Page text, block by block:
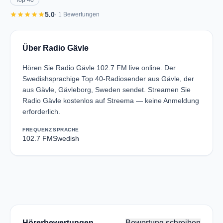
starstarstarstarstar5.0· 1 Bewertungen
Über Radio Gävle
Hören Sie Radio Gävle 102.7 FM live online. Der
Swedishsprachige Top 40-Radiosender aus Gävle, der
aus Gävle, Gävleborg, Sweden sendet. Streamen Sie
Radio Gävle kostenlos auf Streema — keine Anmeldung
erforderlich.
FREQUENZ
102.7 FM
SPRACHE
Swedish